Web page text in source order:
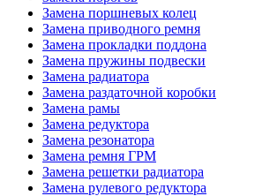
Замена поршневых колец
Замена приводного ремня
Замена прокладки поддона
Замена пружины подвески
Замена радиатора
Замена раздаточной коробки
Замена рамы
Замена редуктора
Замена резонатора
Замена ремня ГРМ
Замена решетки радиатора
Замена рулевого редуктора